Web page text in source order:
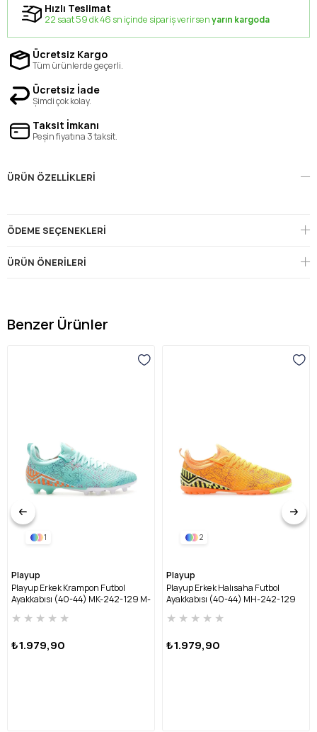
Hızlı Teslimat
22 saat 59 dk 46 sn içinde sipariş verirsenyarın kargoda
Ücretsiz Kargo
Tüm ürünlerde geçerli.
Ücretsiz İade
Şimdi çok kolay.
Taksit İmkanı
Peşin fiyatına 3 taksit.
ÜRÜN ÖZELLIKLERI
ÖDEME SEÇENEKLERI
ÜRÜN ÖNERILERI
Benzer Ürünler
1
Playup
Playup Erkek Krampon Futbol
Ayakkabısı (40-44) MK-242-129 M-
★ ★ ★ ★ ★
₺1.979,90
2
Playup
Playup Erkek Halısaha Futbol
Ayakkabısı (40-44) MH-242-129
★ ★ ★ ★ ★
₺1.979,90